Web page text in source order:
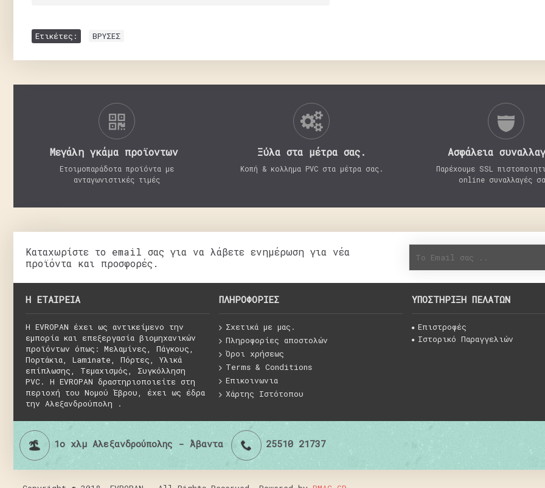
Ετικέτες: ΒΡΥΣΕΣ
Μεγάλη γκάμα προϊοντων
Ετοιμοπαράδοτα προϊόντα με
ανταγωνιστικές τιμές
Ξύλα στα μέτρα σας.
Κοπή & κολλημα PVC στα μέτρα σας.
Aσφάλεια
Παρέχουμε SSL
online συναλλαγές
Καταχωρίστε το email σας για να λάβετε ενημέρωση για νέα
προϊόντα και προσφορές.
H ΕΤΑΙΡΕΊΑ
Η EVROPAN έχει ως αντικείμενο την
εμπορία και επεξεργασία βιομηχανικών
προϊόντων όπως: Μελαμίνες, Πάγκους,
Πορτάκια, Laminate, Πόρτες, Υλικά
επίπλωσης, Τεμαχισμός, Συγκόλληση
PVC. H EVROPAN δραστηριοποιείτε στη
περιοχή του Νομού Έβρου, έχει ως έδρα
την Αλεξανδρούπολη .
ΠΛΗΡΟΦΟΡΊΕΣ
Σχετικά με μας.
Πληροφορίες αποστολών
Όροι χρήσεως
Terms & Conditions
Επικοινωνια
Χάρτης Ιστότοπου
ΥΠΟΣΤΗΡΙΞΗ ΠΕΛΑΤΏΝ
Επιστροφές
Ιστορικό Παραγγελιών
1ο χλμ Αλεξανδρούπολης - Άβαντα 25510 21737